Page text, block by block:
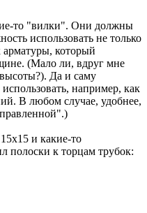
то "вилки". Они должны
использовать не только
который
(Мало ли, вдруг мне
Да и саму
например, как
В любом случае, удобнее,
и какие-то
полоски к торцам трубок: